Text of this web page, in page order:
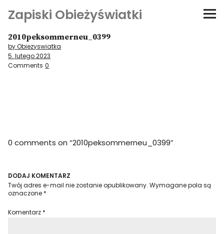
Zapiski Obieżyświatki
Podróże
Kultura i sztuka
Niezwyczajne ściany
Dom na kółkach
2010peksommerneu_0399
by Obiezyswiatka
5. lutego 2023
Comments 0
0 comments on “2010peksommerneu_0399”
DODAJ KOMENTARZ
Twój adres e-mail nie zostanie opublikowany. Wymagane pola są
oznaczone *
Komentarz *